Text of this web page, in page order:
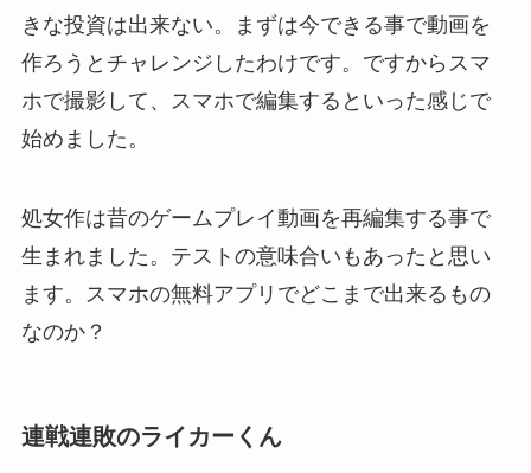
きな投資は出来ない。まずは今できる事で動画を
作ろうとチャレンジしたわけです。ですからスマ
ホで撮影して、スマホで編集するといった感じで
始めました。
処女作は昔のゲームプレイ動画を再編集する事で
生まれました。テストの意味合いもあったと思い
ます。スマホの無料アプリでどこまで出来るもの
なのか？
連戦連敗のライカーくん